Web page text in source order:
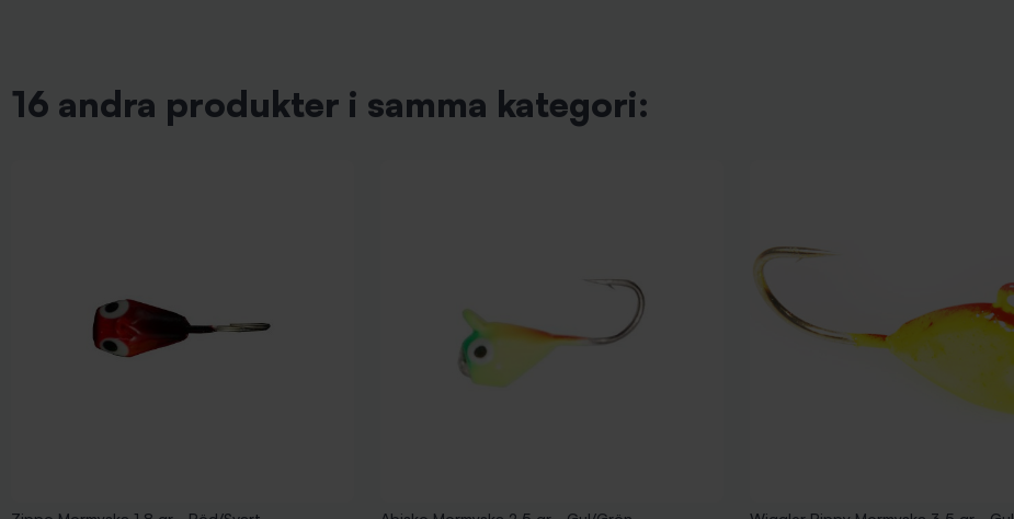
16 andra produkter i samma kategori: